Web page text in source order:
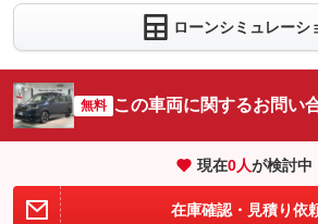
案致します。
パック内容
なたのカーライフをより安心で快適に
備考
0.2 万円
車両本体価
格
ロードサービス、ＪＡＦ家族入会が付
トラブルにも対応のロードサービスが
ローンシミュレーシ
無料 この車両に関するお問い
現在0人が検討中
在庫確認・見積り依